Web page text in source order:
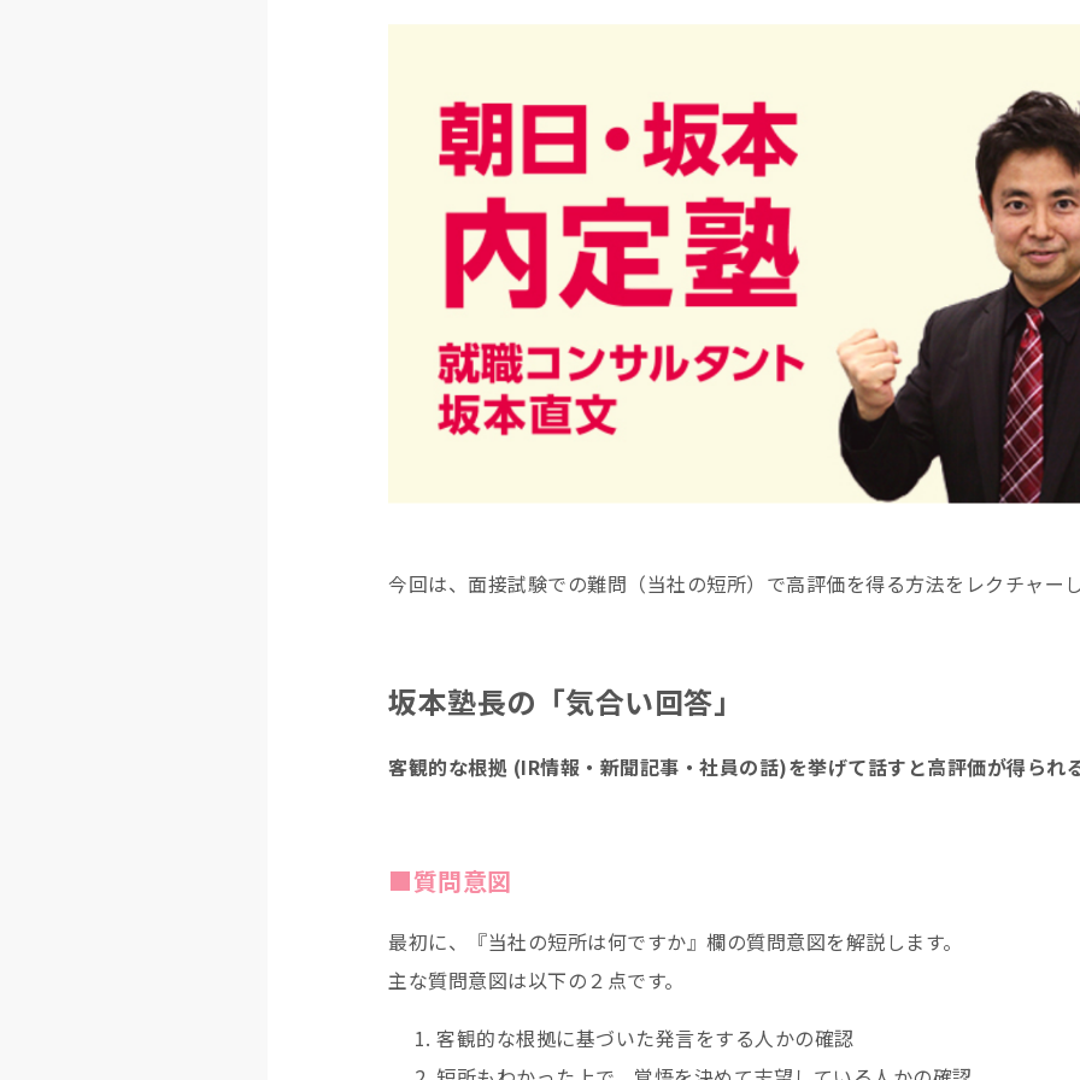
今回は、面接試験での難問（当社の短所）で高評価を得る方法をレクチャーし
坂本塾長の「気合い回答」
客観的な根拠 (IR情報・新聞記事・社員の話)を挙げて話すと高評価が得られ
■質問意図
最初に、『当社の短所は何ですか』欄の質問意図を解説します。
主な質問意図は以下の２点です。
客観的な根拠に基づいた発言をする人かの確認